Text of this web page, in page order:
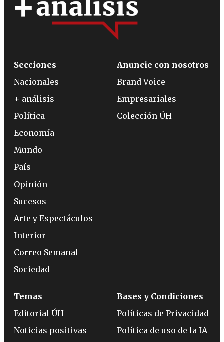
Secciones
Nacionales
+ análisis
Política
Economía
Mundo
País
Opinión
Sucesos
Arte y Espectáculos
Interior
Correo Semanal
Sociedad
Anuncie con nosotros
Brand Voice
Empresariales
Colección ÚH
Temas
Editorial ÚH
Noticias positivas
Bases y Condiciones
Políticas de Privacidad
Política de uso de la IA